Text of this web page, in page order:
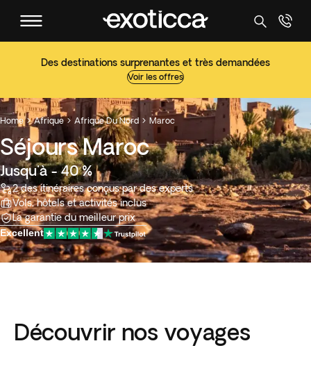
Des destinations surprenantes et très demandées
Voir les offres
Home  Afrique  Afrique Du Nord  Maroc
Séjours Maroc
Jusqu'à - 40 %
2 des itinéraires conçus par des experts
Vols, hôtels et activités inclus
La garantie du meilleur prix
Excellent
Découvrir nos voyages